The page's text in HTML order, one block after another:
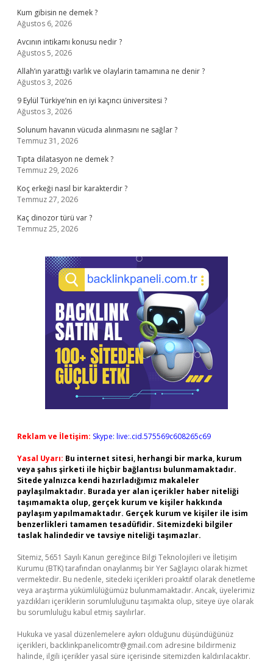
Kum gibisin ne demek ?
Ağustos 6, 2026
Avcının intikamı konusu nedir ?
Ağustos 5, 2026
Allah’ın yarattığı varlık ve olaylarin tamamına ne denir ?
Ağustos 3, 2026
9 Eylül Türkiye’nin en iyi kaçıncı üniversitesi ?
Ağustos 3, 2026
Solunum havanın vücuda alınmasını ne sağlar ?
Temmuz 31, 2026
Tıpta dilatasyon ne demek ?
Temmuz 29, 2026
Koç erkeği nasıl bir karakterdir ?
Temmuz 27, 2026
Kaç dinozor türü var ?
Temmuz 25, 2026
Reklam ve İletişim: Skype: live:.cid.575569c608265c69
Yasal Uyarı: Bu internet sitesi, herhangi bir marka, kurum
veya şahıs şirketi ile hiçbir bağlantısı bulunmamaktadır.
Sitede yalnızca kendi hazırladığımız makaleler
paylaşılmaktadır. Burada yer alan içerikler haber niteliği
taşımamakta olup, gerçek kurum ve kişiler hakkında
paylaşım yapılmamaktadır. Gerçek kurum ve kişiler ile isim
benzerlikleri tamamen tesadüfidir. Sitemizdeki bilgiler
taslak halindedir ve tavsiye niteliği taşımazlar.
Sitemiz, 5651 Sayılı Kanun gereğince Bilgi Teknolojileri ve İletişim
Kurumu (BTK) tarafından onaylanmış bir Yer Sağlayıcı olarak hizmet
vermektedir. Bu nedenle, sitedeki içerikleri proaktif olarak denetleme
veya araştırma yükümlülüğümüz bulunmamaktadır. Ancak, üyelerimiz
yazdıkları içeriklerin sorumluluğunu taşımakta olup, siteye üye olarak
bu sorumluluğu kabul etmiş sayılırlar.
Hukuka ve yasal düzenlemelere aykırı olduğunu düşündüğünüz
içerikleri, backlinkpanelicomtr@gmail.com adresine bildirmeniz
halinde, ilgili içerikler yasal süre içerisinde sitemizden kaldırılacaktır.